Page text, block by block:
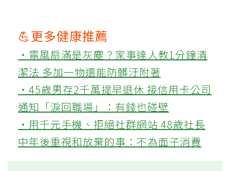
💪更多健康推薦
‧電風扇滿是灰塵？家事達人教1分鐘清
潔法 多加一物還能防髒汙附著
‧45歲男存2千萬提早退休 接信用卡公司
通知「淚回職場」：有錢也碰壁
‧用千元手機、拒絕社群網站 48歲社長
中年後重視和放棄的事：不為面子消費